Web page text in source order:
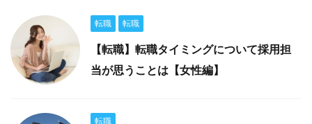
転職 転職
【転職】転職タイミングについて採用担
当が思うことは【女性編】
転職